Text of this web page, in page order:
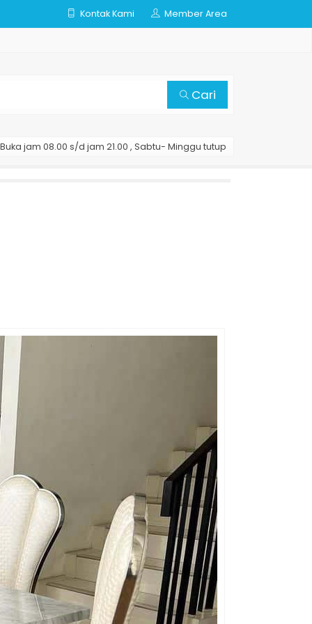
Kontak Kami Member Area
Cari
Buka jam 08.00 s/d jam 21.00 , Sabtu- Minggu tutup